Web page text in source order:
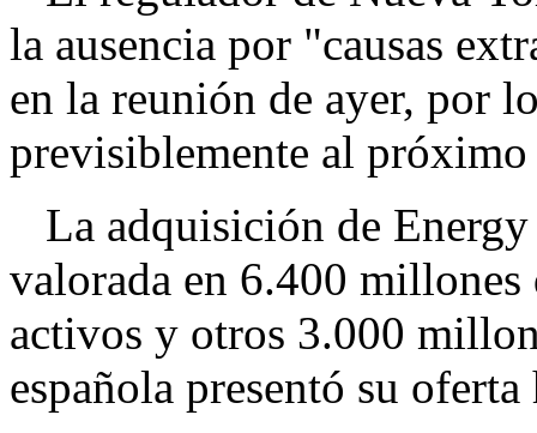
la ausencia por "causas
en la reunión de ayer, por
previsiblemente al próximo
La adquisición de Energy
valorada en 6.400
activos y otros 3.000
española presentó su